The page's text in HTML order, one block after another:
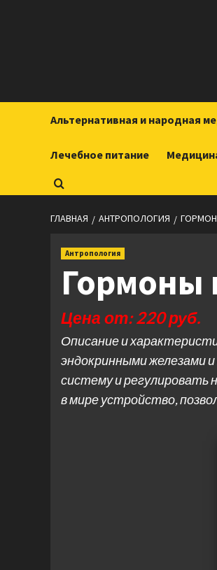
Альтернативная и народная
Лечебное питание
ГЛАВНАЯ АНТРОПОЛОГИЯ
Антропология
Гормоны
Цена от: 220 руб.
Описание и
эндокринными железами
систему и регулировать
в мире устройство,